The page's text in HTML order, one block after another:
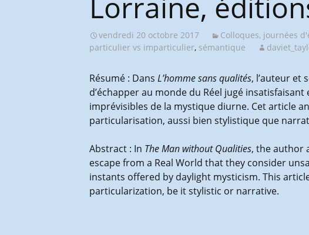
vendredi 20 octobre 2017 Colloques, journées
particulier vs imparticulier, sémantique
Résumé : Dans L’homme sans qualités, l’auteur et
d’échapper au monde du Réel jugé
imprévisibles de la mystique diurne. Cet article
particularisation, aussi bien stylistique que
Abstract : In The Man without Qualities, the author
escape from a Real World that they consider
instants offered by daylight mysticism. This
particularization, be it stylistic or narrative.